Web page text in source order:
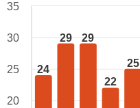
24
29 29
22
25
35
30
25
20